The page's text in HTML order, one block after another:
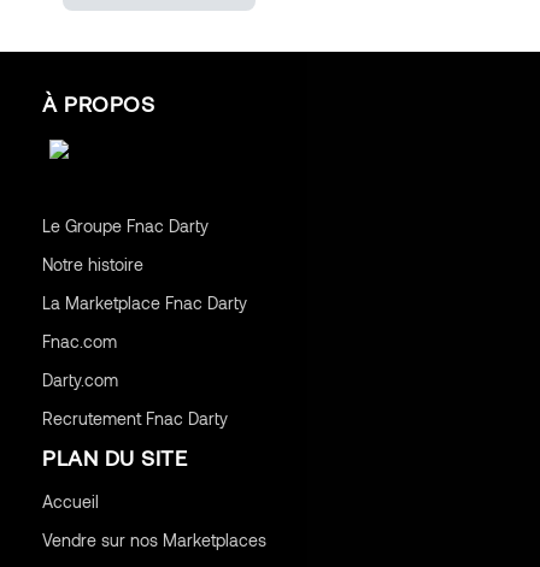
À PROPOS
Le Groupe Fnac Darty
Notre histoire
La Marketplace Fnac Darty
Fnac.com
Darty.com
Recrutement Fnac Darty
PLAN DU SITE
Accueil
Vendre sur nos Marketplaces